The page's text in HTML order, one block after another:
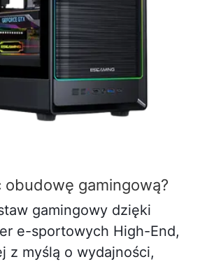
obudowę gamingową?
gamingowy dzięki
e-sportowych High-End,
z myślą o wydajności,